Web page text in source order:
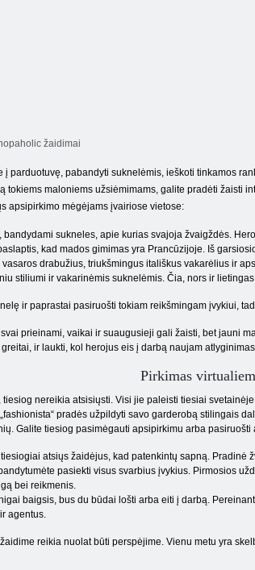
žaidimai
į parduotuvę, pabandyti suknelėmis, ieškoti tinkamos
tokiems maloniems užsiėmimams, galite pradėti žaisti
apsipirkimo mėgėjams įvairiose vietose:
sukneles, apie kurias svajoja žvaigždės.
kad mados gimimas yra Prancūzijoje. Iš
drabužius, triukšmingus itališkus vakarėlius ir
stiliumi ir vakarinėmis suknelėmis. Čia, nors ir
ir paprastai pasiruošti tokiam reikšmingam įvykiui,
prieinami, vaikai ir suaugusieji gali žaisti, bet jauni
ir laukti, kol herojus eis į darbą naujam
Pirkimas
nereikia atsisiųsti. Visi jie paleisti tiesiai
pradės užpildyti savo garderobą stilingais
Galite tiesiog pasimėgauti apsipirkimu arba
tiesiogiai atsiųs žaidėjus, kad patenkintų sapną.
pasiekti visus svarbius įvykius. Pirmosios
bei reikmenis.
baigsis, bus du būdai lošti arba eiti į darbą.
agentus.
reikia nuolat būti perspėjime. Vienu metu yra